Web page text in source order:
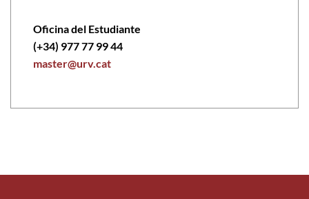
Oficina del Estudiante
(+34) 977 77 99 44
master@urv.cat